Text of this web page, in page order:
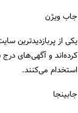
جاب ویژن
یکی از پربازدیدترین
کرده‌اند و آگهی‌های
استخدام می‌کنند.
جابینجا